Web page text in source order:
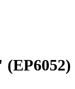
(EP6052)